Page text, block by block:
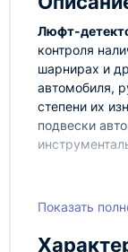
Люфт-
контроля
шарнирах и
автомобиля,
степени их
подвески
Показать